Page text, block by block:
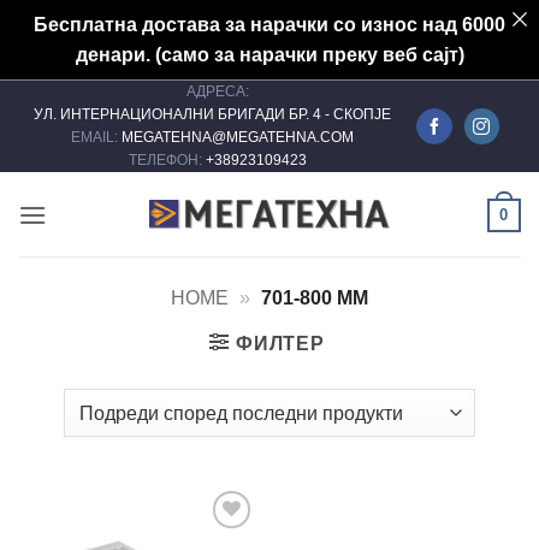
Бесплатна достава за нарачки со износ над 6000
денари. (само за нарачки преку веб сајт)
АДРЕСА:
УЛ. ИНТЕРНАЦИОНАЛНИ БРИГАДИ БР. 4 - СКОПЈЕ
EMAIL: MEGATEHNA@MEGATEHNA.COM
ТЕЛЕФОН: +38923109423
0
HOME » 701-800 MM
ФИЛТЕР